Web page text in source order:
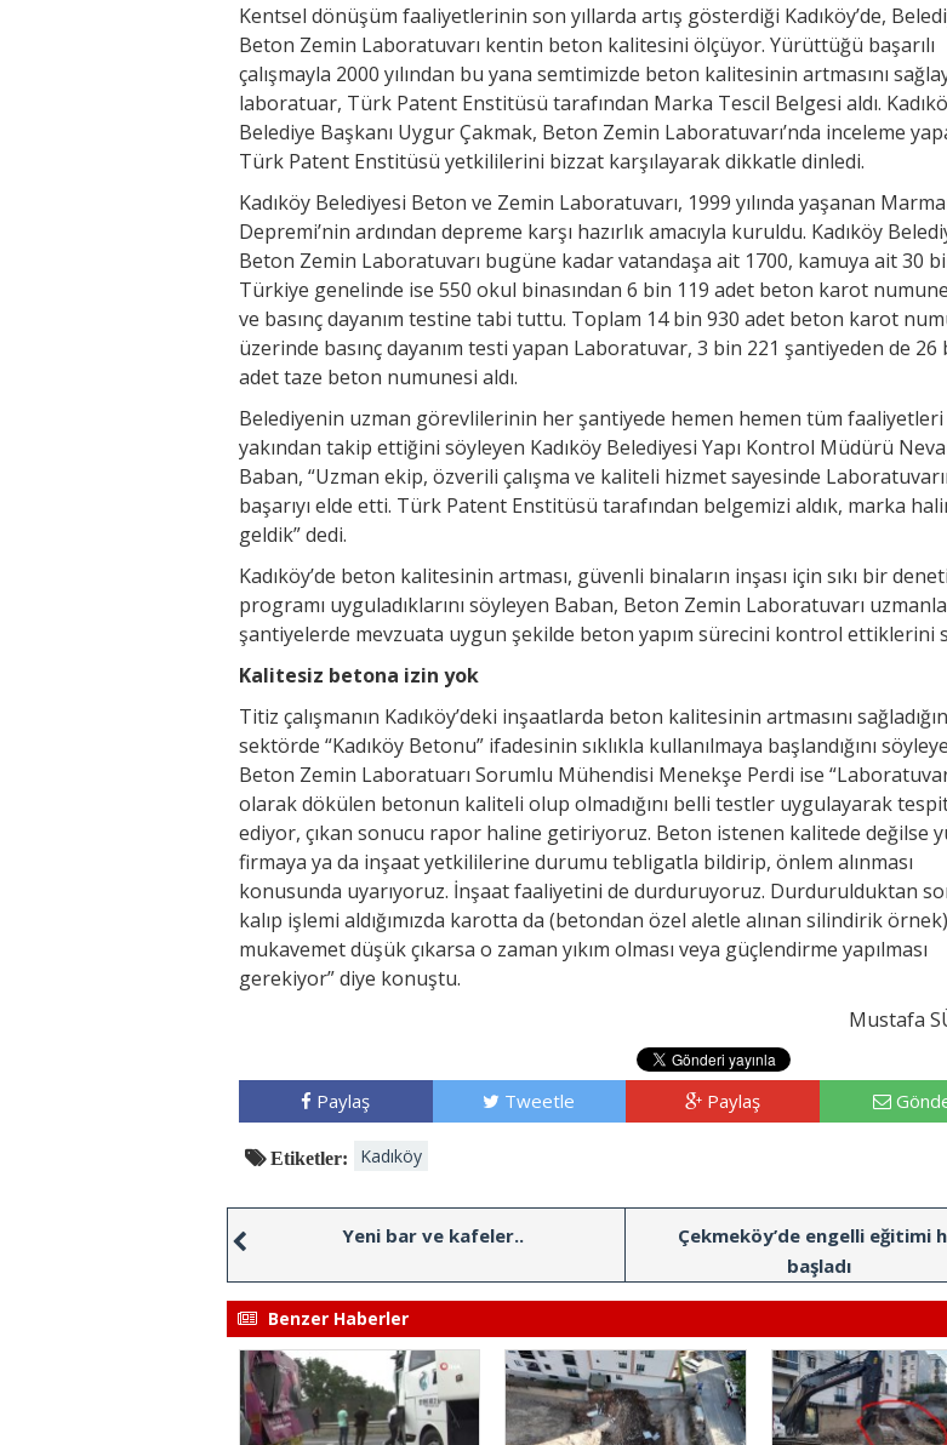
Kentsel dönüşüm faaliyetlerinin son yıllarda artış gösterdiği Kadıköy’de,
Beton Zemin Laboratuvarı kentin beton kalitesini ölçüyor. Yürüttüğü başarılı
çalışmayla 2000 yılından bu yana semtimizde beton kalitesinin artmasını
laboratuar, Türk Patent Enstitüsü tarafından Marka Tescil Belgesi aldı.
Belediye Başkanı Uygur Çakmak, Beton Zemin Laboratuvarı’nda inceleme
Türk Patent Enstitüsü yetkililerini bizzat karşılayarak dikkatle dinledi.
Kadıköy Belediyesi Beton ve Zemin Laboratuvarı, 1999 yılında yaşanan
Depremi’nin ardından depreme karşı hazırlık amacıyla kuruldu. Kadıköy
Beton Zemin Laboratuvarı bugüne kadar vatandaşa ait 1700, kamuya ait 30
Türkiye genelinde ise 550 okul binasından 6 bin 119 adet beton karot
ve basınç dayanım testine tabi tuttu. Toplam 14 bin 930 adet beton karot
üzerinde basınç dayanım testi yapan Laboratuvar, 3 bin 221 şantiyeden de 26
adet taze beton numunesi aldı.
Belediyenin uzman görevlilerinin her şantiyede hemen hemen tüm faaliyetleri
yakından takip ettiğini söyleyen Kadıköy Belediyesi Yapı Kontrol Müdürü
Baban, “Uzman ekip, özverili çalışma ve kaliteli hizmet sayesinde
başarıyı elde etti. Türk Patent Enstitüsü tarafından belgemizi aldık, marka
geldik” dedi.
Kadıköy’de beton kalitesinin artması, güvenli binaların inşası için sıkı bir
programı uyguladıklarını söyleyen Baban, Beton Zemin Laboratuvarı
şantiyelerde mevzuata uygun şekilde beton yapım sürecini kontrol ettiklerini
Kalitesiz betona izin yok
Titiz çalışmanın Kadıköy’deki inşaatlarda beton kalitesinin artmasını
sektörde “Kadıköy Betonu” ifadesinin sıklıkla kullanılmaya başlandığını
Beton Zemin Laboratuarı Sorumlu Mühendisi Menekşe Perdi ise
olarak dökülen betonun kaliteli olup olmadığını belli testler uygulayarak
ediyor, çıkan sonucu rapor haline getiriyoruz. Beton istenen kalitede değilse
firmaya ya da inşaat yetkililerine durumu tebligatla bildirip, önlem alınması
konusunda uyarıyoruz. İnşaat faaliyetini de durduruyoruz. Durdurulduktan
kalıp işlemi aldığımızda karotta da (betondan özel aletle alınan silindirik örnek)
mukavemet düşük çıkarsa o zaman yıkım olması veya güçlendirme yapılması
gerekiyor” diye konuştu.
Mustafa
Paylaş Tweetle Paylaş
Etiketler: Kadıköy
Yeni bar ve kafeler..
Çekmeköy’de engelli eğitimi
başladı
Benzer Haberler